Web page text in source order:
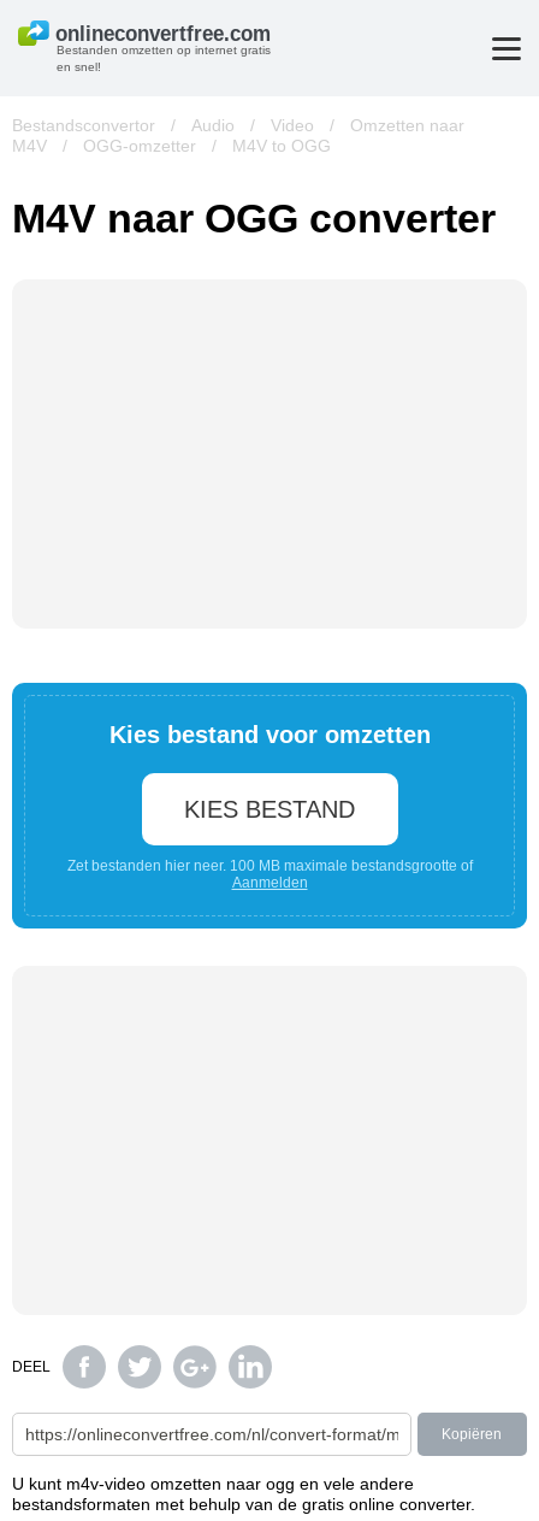
Bestanden omzetten op internet gratis
en snel!
Bestandsconvertor / Audio / Video /
Omzetten naar
M4V
/ OGG-omzetter / M4V to OGG
M4V naar OGG converter
Kies bestand voor omzetten
KIES BESTAND
Zet bestanden hier neer. 100 MB maximale bestandsgrootte of
Aanmelden
DEEL
Kopiëren
U kunt m4v-video omzetten naar ogg en vele andere
bestandsformaten met behulp van de gratis online converter.